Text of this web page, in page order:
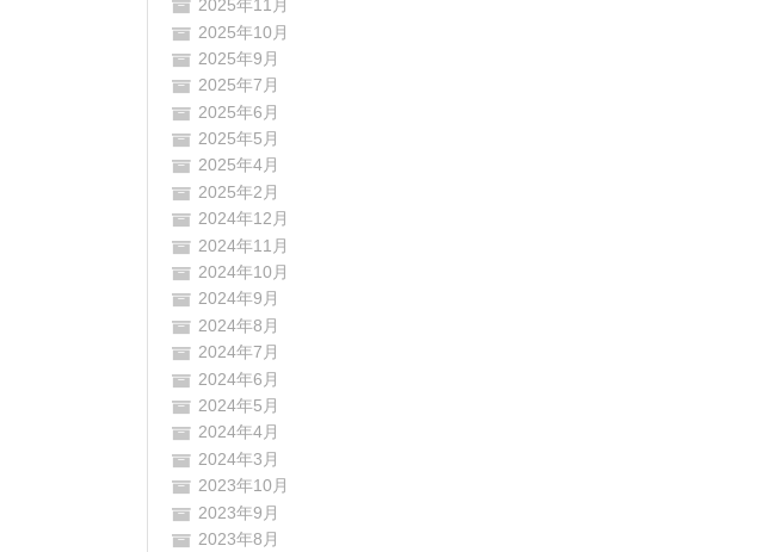
2025年11月
2025年10月
2025年9月
2025年7月
2025年6月
2025年5月
2025年4月
2025年2月
2024年12月
2024年11月
2024年10月
2024年9月
2024年8月
2024年7月
2024年6月
2024年5月
2024年4月
2024年3月
2023年10月
2023年9月
2023年8月